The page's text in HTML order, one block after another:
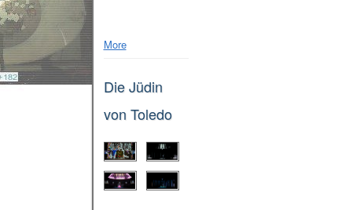
More
Die Jüdin
von Toledo